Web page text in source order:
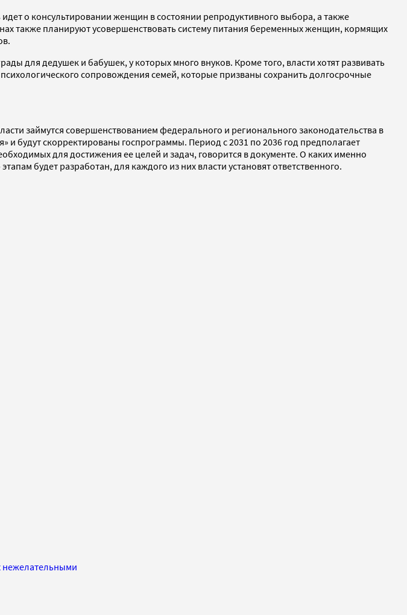
о консультировании женщин в состоянии репродуктивного выбора, а также
также планируют усовершенствовать систему питания беременных женщин, кормящих
для дедушек и бабушек, у которых много внуков. Кроме того, власти хотят развивать
сопровождения семей, которые призваны сохранить долгосрочные
займутся совершенствованием федерального и регионального законодательства в
будут скорректированы госпрограммы. Период с 2031 по 2036 год предполагает
для достижения ее целей и задач, говорится в документе. О каких именно
будет разработан, для каждого из них власти установят ответственного.
нежелательными